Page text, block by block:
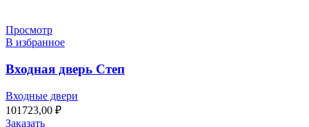
Просмотр
В избранное
Входная дверь Степ
Входные двери
101723,00 ₽
Заказать